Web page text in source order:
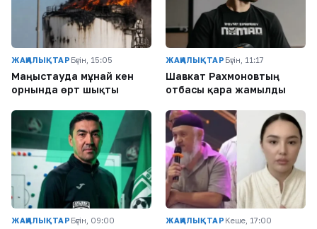
ЖАҢАЛЫҚТАР Бүгін, 15:05
Маңғыстауда мұнай кен
орнында өрт шықты
ЖАҢАЛЫҚТАР Бүгін, 11:17
Шавкат Рахмоновтың
отбасы қара жамылды
ЖАҢАЛЫҚТАР Бүгін, 09:00 ЖАҢАЛЫҚТАР Кеше, 17:00